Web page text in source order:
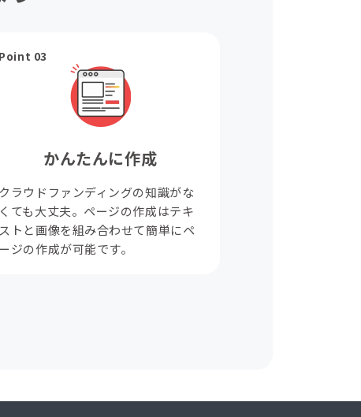
Point 03
かんたんに作成
クラウドファンディングの知識がな
くても大丈夫。ページの作成はテキ
ストと画像を組み合わせて簡単にペ
ージの作成が可能です。